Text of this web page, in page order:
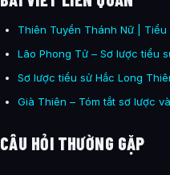
Thiên Tuyền Thánh Nữ |
Lão Phong Tử – Sơ lược tiểu
Sơ lược tiểu sử Hắc Long
Già Thiên – Tóm tắt sơ lược
CÂU HỎI THƯỜNG GẶP